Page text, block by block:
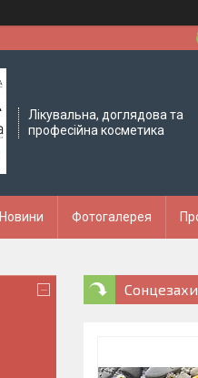
Лікувальна, доглядова та
професійна косметика
Новини Фотогалерея